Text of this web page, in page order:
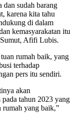
dan sudah barang
karena kita tahu
di dalam
kemasyarakatan itu
Sumut, Afifi Lubis.
rumah baik, yang
terhadap
pers itu sendiri.
akan
tahun 2023 yang
rumah yang baik,”